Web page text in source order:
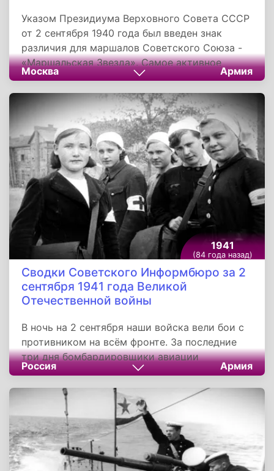
Указом Президиума Верховного Совета СССР
от 2 сентября 1940 года был введен знак
различия для маршалов Советского Союза -
«Маршальская Звезда». Самое активное
участие в создании знака принял Иосиф
Сталин, который не только подал идею о
вручении такой почетной награды, но и
разработал ее эскиз. На утверждение «отцу
народов» были предложены восемь образцов
Звезды, изготовленные из драгоценных
металлов с бриллиантами и драгоценными
камнями. Из них он выбрал самый скромный
знак, а не прошедшие «пробу», хранятся в
Алмазном Фонде.
Москва Армия
1941
(84 года назад)
Сводки Советского Информбюро за 2
сентября 1941 года Великой
Отечественной войны
В ночь на 2 сентября наши войска вели бои с
противником на всём фронте. За последние
три дня бомбардировщики авиации
Черноморского флота совершили несколько
налётов на порты и наземные войска
противника. Прямым попаданием бомбы
выведен из строя один вражеский военный
корабль. Морские лётчики уничтожили также
83 танка, более 50 автобронемашин и много
автоцистерн с горючим.
Россия Армия